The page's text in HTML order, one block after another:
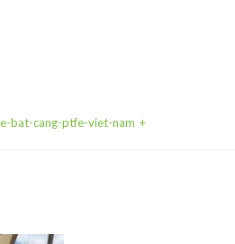
bat-cang-ptfe-viet-nam